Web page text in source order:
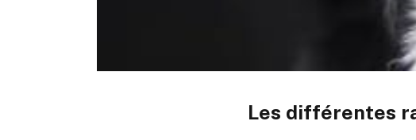
Les différentes